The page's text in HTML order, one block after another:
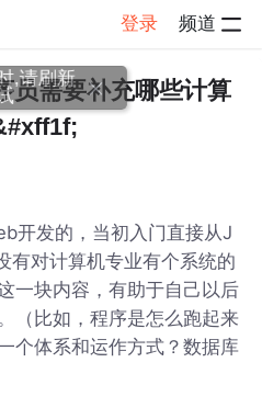
登录 频道
详情
员需要补充哪些计算
开发的，当初入门直接从J
有对计算机专业有个系统的
一块内容，有助于自己以后
（比如，程序是怎么跑起来
个体系和运作方式？数据库